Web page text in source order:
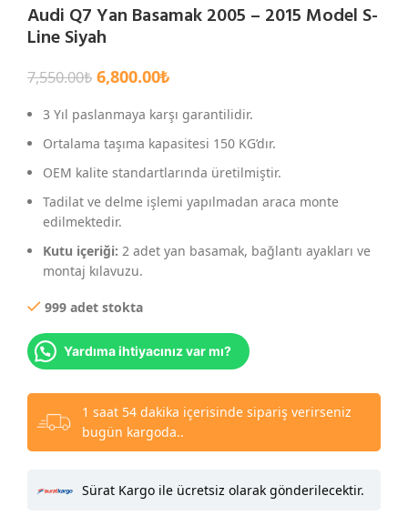
Audi Q7 Yan Basamak 2005 – 2015 Model S-
Line Siyah
7,550.00₺ 6,800.00₺
3 Yıl paslanmaya karşı garantilidir.
Ortalama taşıma kapasitesi 150 KG’dır.
OEM kalite standartlarında üretilmiştir.
Tadilat ve delme işlemi yapılmadan araca monte
edilmektedir.
Kutu içeriği: 2 adet yan basamak, bağlantı ayakları ve
montaj kılavuzu.
999 adet stokta
Yardıma ihtiyacınız var mı?
1 saat 54 dakika içerisinde sipariş verirseniz
bugün kargoda..
Sürat Kargo ile ücretsiz olarak gönderilecektir.